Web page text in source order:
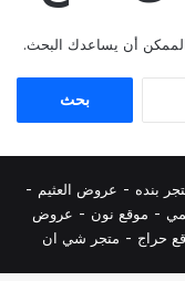
الممكن أن يساعدك البحث.
بنده - عروض العثيم -
- موقع نون - عروض
حراج - متجر شي ان